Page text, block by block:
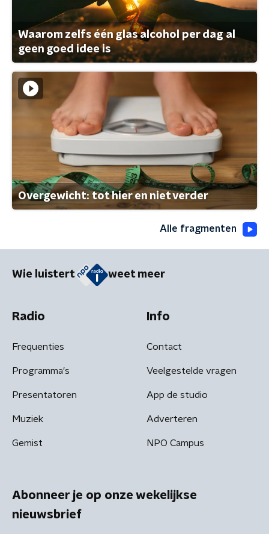
Waarom zelfs één glas alcohol per dag al
geen goed idee is
Overgewicht: tot hier en niet verder
Alle fragmenten
Wie luistert weet meer
Radio
Frequenties
Programma's
Presentatoren
Muziek
Gemist
Info
Contact
Veelgestelde vragen
App de studio
Adverteren
NPO Campus
Abonneer je op onze wekelijkse
nieuwsbrief